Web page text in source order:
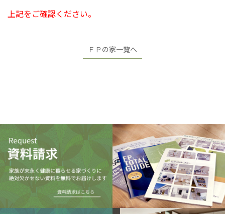
上記をご確認ください。
ＦＰの家一覧へ